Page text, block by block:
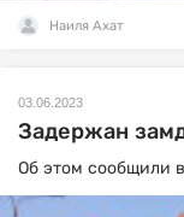
Наиля Ахат
03.06.2023
Задержан
Об этом сообщили